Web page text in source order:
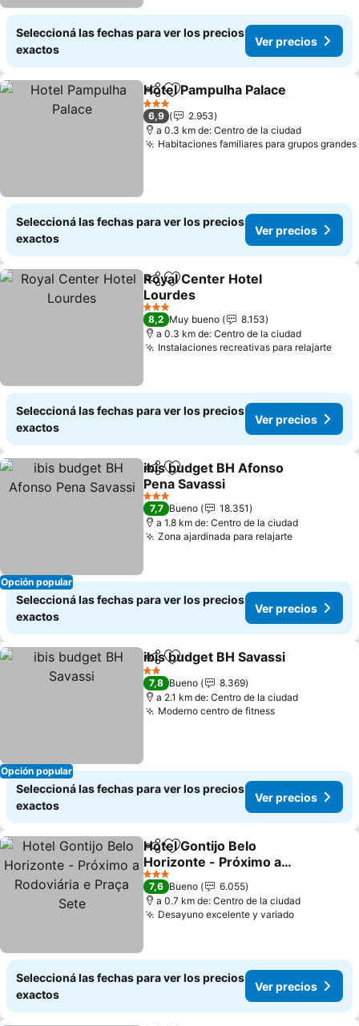
Seleccioná las fechas para ver los precios
exactos
Ver precios
CompartirAñadir a favoritos
Hotel Pampulha Palace
3 Estrellas
6,9
2.953
a 0.3 km de: Centro de la ciudad
Habitaciones familiares para grupos grandes
Seleccioná las fechas para ver los precios
exactos
Ver precios
CompartirAñadir a favoritos
Royal Center Hotel
Lourdes
Ver precios
3 Estrellas
8,2 Muy bueno
8.153
a 0.3 km de: Centro de la ciudad
Instalaciones recreativas para relajarteVer
Seleccioná las fechas para ver los precios
exactos
Ver precios
Opción popular
CompartirAñadir a favoritos
ibis budget BH Afonso
Pena Savassi
Ver precios
3 Estrellas
7,7 Bueno
18.351
a 1.8 km de: Centro de la ciudad
Zona ajardinada para relajarteVer
Seleccioná las fechas para ver los precios
exactos
Ver precios
Opción popular
CompartirAñadir a favoritos
ibis budget BH Savassi
2 Estrellas
7,8 Bueno
8.369
a 2.1 km de: Centro de la ciudad
Moderno centro de fitnessVer precios
Seleccioná las fechas para ver los precios
exactos
Ver precios
CompartirAñadir a favoritos
Hotel Gontijo Belo
Horizonte - Próximo a
Rodoviária e Praça Sete
Ver precios
3 Estrellas
7,6 Bueno
6.055
a 0.7 km de: Centro de la ciudad
Desayuno excelente y variadoVer
Seleccioná las fechas para ver los precios
exactos
Ver precios